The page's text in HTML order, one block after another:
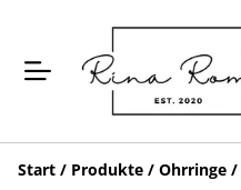
Start / Produkte / Ohrringe /